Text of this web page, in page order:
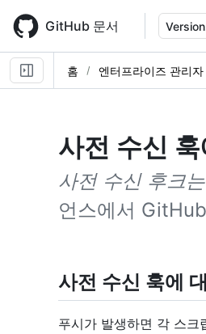
main
content
GitHub 문서
홈 엔터프라이즈 관리자
사전 수신
사전 수신 후크는
언스에서
사전 수신 훅에
푸시가 발생하면 각 스크